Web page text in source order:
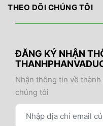
THEO DÕI CHÚNG TÔI
ĐĂNG KÝ NHẬN
Nhận thông tin về
chúng tôi